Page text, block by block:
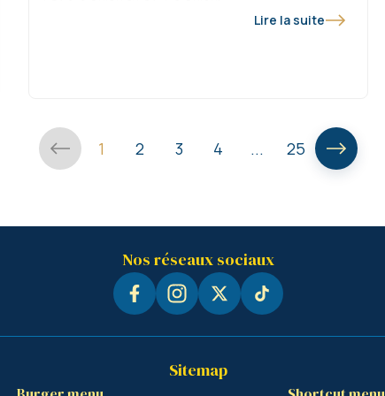
Lire la suite
1 2 3 4 ... 25
Nos réseaux sociaux
Sitemap